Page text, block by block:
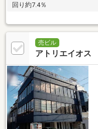
回り約7.4％
売ビル
アトリエイオス